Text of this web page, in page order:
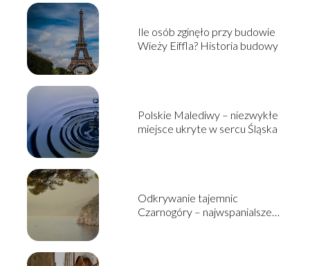
Ile osób zginęło przy budowie
Wieży Eiffla? Historia budowy
Polskie Malediwy – niezwykłe
miejsce ukryte w sercu Śląska
Odkrywanie tajemnic
Czarnogóry – najwspanialsze